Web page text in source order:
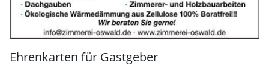
Ehrenkarten für Gastgeber